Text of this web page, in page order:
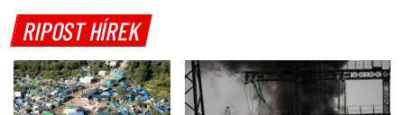
RIPOST HÍREK